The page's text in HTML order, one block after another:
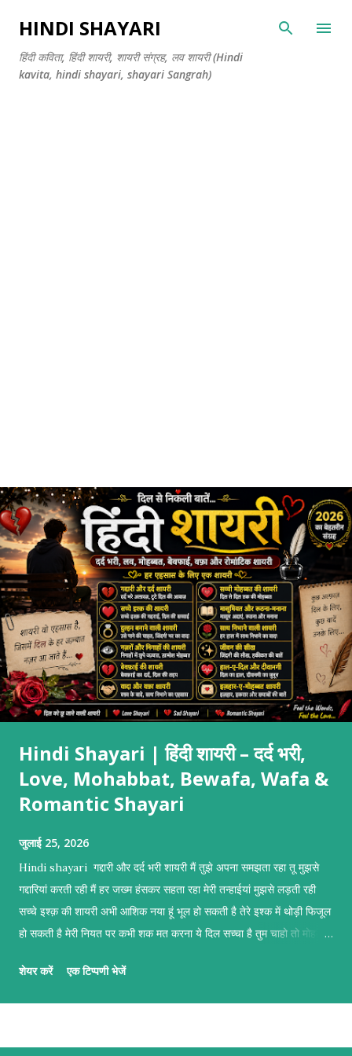
सीधे मुख्य सामग्री पर जाएं
HINDI SHAYARI
हिंदी कविता, हिंदी शायरी, शायरी संग्रह, लव शायरी (Hindi
kavita, hindi shayari, shayari Sangrah)
Hindi Shayari | हिंदी शायरी – दर्द भरी,
Love, Mohabbat, Bewafa, Wafa &
Romantic Shayari
जुलाई 25, 2026
Hindi shayari गद्दारी और दर्द भरी शायरी मैं तुझे अपना समझता रहा तू मुझसे
गद्दारियां करती रही मैं हर जख्म हंसकर सहता रहा मेरी तन्हाईयां मुझसे लड़ती रही
सच्चे इश्क़ की शायरी अभी आशिक नया हूं भूल हो सकती है तेरे इश्क में थोड़ी फिजूल
हो सकती है मेरी नियत पर कभी शक मत करना ये दिल सच्चा है तुम चाहो तो मोहब्बत
तुम सिर्फ खूबसूरत ही नहीं मेरे हर ख्वाहिश की इबादत हो तुम्हें दुल्हन बनाने का इरादा
शेयर करें एक टिप्पणी भेजें